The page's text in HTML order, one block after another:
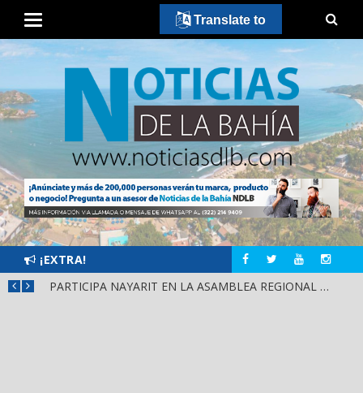
¡EXTRA!
PARTICIPA NAYARIT EN LA ASAMBLEA REGIONAL DE CONSULTA PARA LA LEY DE DERECHOS INDÍGENAS Y AFROMEXICANOS
Translate to